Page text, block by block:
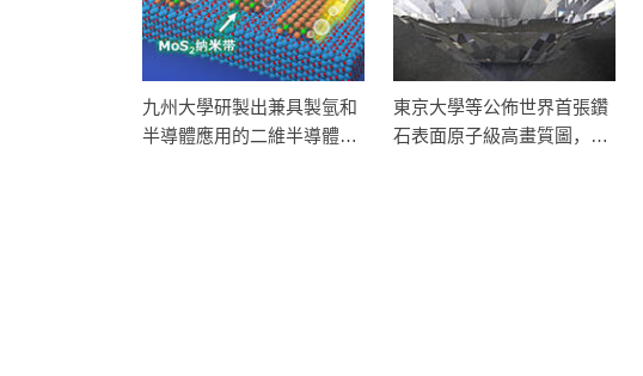
九州大學研製出兼具製氫和
半導體應用的二維半導體奈
東京大學等公佈世界首張鑽
石表面原子級高畫質圖，為